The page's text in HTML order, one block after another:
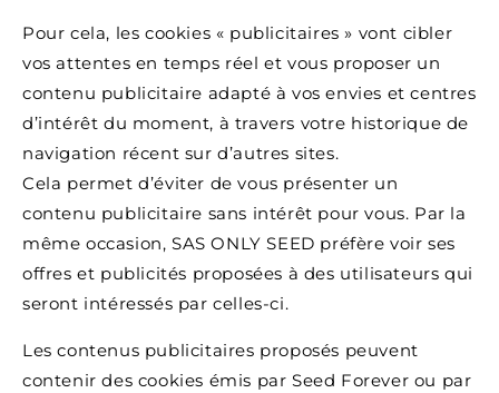
Pour cela, les cookies « publicitaires » vont cibler
vos attentes en temps réel et vous proposer un
contenu publicitaire adapté à vos envies et centres
d’intérêt du moment, à travers votre historique de
navigation récent sur d’autres sites.
Cela permet d’éviter de vous présenter un
contenu publicitaire sans intérêt pour vous. Par la
même occasion, SAS ONLY SEED préfère voir ses
offres et publicités proposées à des utilisateurs qui
seront intéressés par celles-ci.
Les contenus publicitaires proposés peuvent
contenir des cookies émis par Seed Forever ou par